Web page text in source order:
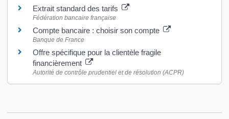
Extrait standard des tarifs
Fédération bancaire française
Compte bancaire : choisir son compte
Banque de France
Offre spécifique pour la clientèle fragile
financièrement
Autorité de contrôle prudentiel et de résolution (ACPR)